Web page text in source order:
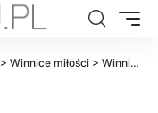
> Winnice miłości > Winnice miłości 79 odc. Sifis i Eurydiki spiskują. Streszczenie 79 i 80 odcinka